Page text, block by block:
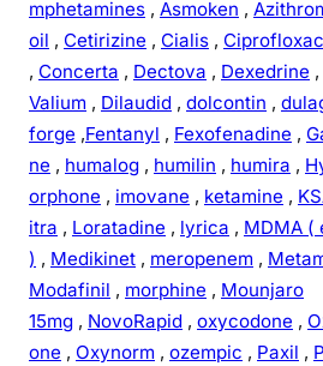
mphetamines , Asmoken ,
oil , Cetirizine , Cialis ,
, Concerta , Dectova , Dexedrine ,
Valium , Dilaudid , dolcontin ,
forge ,Fentanyl , Fexofenadine ,
ne , humalog , humilin , humira ,
orphone , imovane , ketamine ,
itra , Loratadine , lyrica , MDMA (
) , Medikinet , meropenem ,
Modafinil , morphine , Mounjaro
15mg , NovoRapid , oxycodone ,
one , Oxynorm , ozempic , Paxil ,